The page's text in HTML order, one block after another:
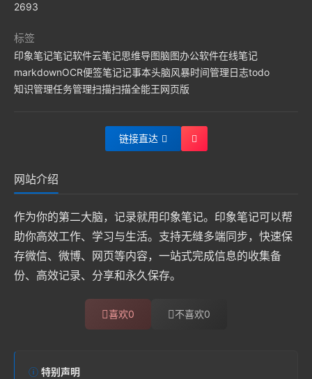
2693
标签
印象笔记笔记软件云笔记思维导图脑图办公软件在线笔记
markdownOCR便签笔记记事本头脑风暴时间管理日志todo
知识管理任务管理扫描扫描全能王网页版
链接直达
网站介绍
作为你的第二大脑，记录就用印象笔记。印象笔记可以帮
助你高效工作、学习与生活。支持无缝多端同步，快速保
存微信、微博、网页等内容，一站式完成信息的收集备
份、高效记录、分享和永久保存。
喜欢0 不喜欢0
特别声明